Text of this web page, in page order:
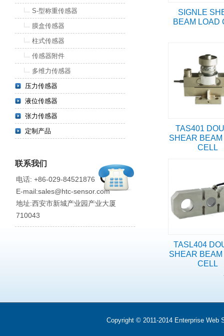
SIGNLE
BEAM LOAD
TAS401
SHEAR
CELL
TASL404
SHEAR
CELL
S-型称重传感器
膜盒传感器
柱式传感器
传感器附件
多维力传感器
压力传感器
液位传感器
张力传感器
定制产品
联系我们
电话: +86-029-84521876
E-mail:sales@htc-sensor.com
地址:西安市新城产业园产业大厦
710043
Copyright © 2011-2014 Enterprise